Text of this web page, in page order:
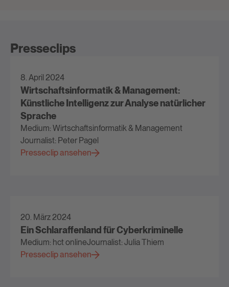
Presseclips
8. April 2024
Wirtschaftsinformatik & Management:
Künstliche Intelligenz zur Analyse natürlicher
Sprache
Medium: Wirtschaftsinformatik & Management
Journalist: Peter Pagel
Presseclip ansehen
20. März 2024
Ein Schlaraffenland für Cyberkriminelle
Medium: hct onlineJournalist: Julia Thiem
Presseclip ansehen